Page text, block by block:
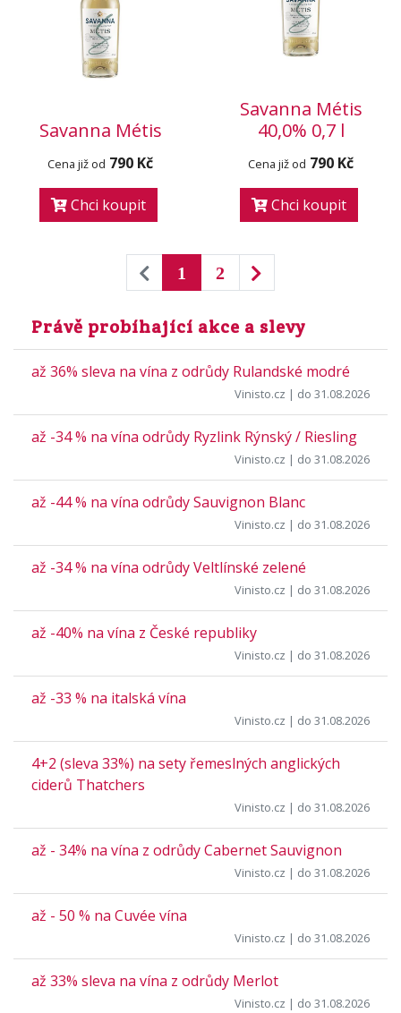
Savanna Métis
Cena již od 790 Kč
Chci koupit
Savanna Métis
40,0% 0,7 l
Cena již od 790 Kč
Chci koupit
1 2
Právě probíhající akce a slevy
až 36% sleva na vína z odrůdy Rulandské modré
Vinisto.cz | do 31.08.2026
až -34 % na vína odrůdy Ryzlink Rýnský / Riesling
Vinisto.cz | do 31.08.2026
až -44 % na vína odrůdy Sauvignon Blanc
Vinisto.cz | do 31.08.2026
až -34 % na vína odrůdy Veltlínské zelené
Vinisto.cz | do 31.08.2026
až -40% na vína z České republiky
Vinisto.cz | do 31.08.2026
až -33 % na italská vína
Vinisto.cz | do 31.08.2026
4+2 (sleva 33%) na sety řemeslných anglických
ciderů Thatchers
Vinisto.cz | do 31.08.2026
až - 34% na vína z odrůdy Cabernet Sauvignon
Vinisto.cz | do 31.08.2026
až - 50 % na Cuvée vína
Vinisto.cz | do 31.08.2026
až 33% sleva na vína z odrůdy Merlot
Vinisto.cz | do 31.08.2026